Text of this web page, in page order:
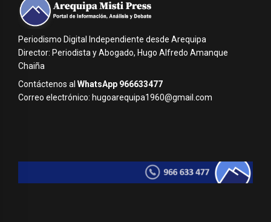
Periodismo Digital Independiente desde Arequipa
Director: Periodista y Abogado, Hugo Alfredo Amanque
Chaiña
Contáctenos al WhatsApp 966633477
Correo electrónico: hugoarequipa1960@gmail.com